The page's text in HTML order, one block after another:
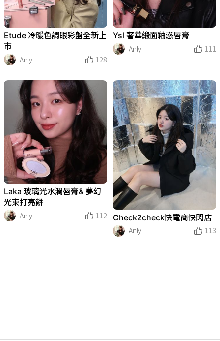
Etude 冷暖色調眼彩盤全新上
市
Anly
128
Ysl 奢華緞面釉惑唇膏
Anly
111
Laka 玻璃光水潤唇膏& 夢幻
光束打亮餅
Anly
112
Check2check快電商快閃店
Anly
113